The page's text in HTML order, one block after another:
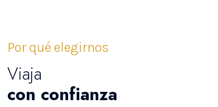
Por qué elegirnos
Viaja
con confianza